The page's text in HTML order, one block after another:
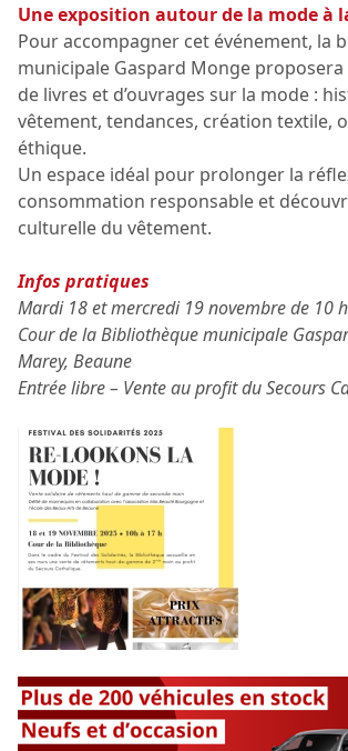
Une exposition autour de la mode à
Pour accompagner cet événement, la
municipale Gaspard Monge
de livres et d’ouvrages sur la mode :
vêtement, tendances, création textile,
éthique.
Un espace idéal pour prolonger la
consommation responsable et
culturelle du vêtement.
Infos pratiques
Mardi 18 et mercredi 19 novembre de 10
Cour de la Bibliothèque municipale
Marey, Beaune
Entrée libre – Vente au profit du Secours